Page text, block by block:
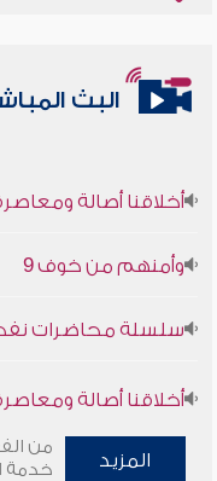
البث
أخلاقنا أصالة
وأمنهم من خوف 9
سلسلة محاضرات نفحات
أخلاقنا أصالة
وأمنهم من خوف 9
المزيد
من
خدمة